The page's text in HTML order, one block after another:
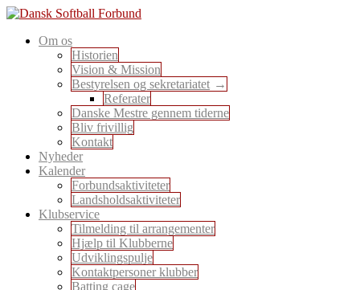
Skip
content
Dansk Softball Forbund
En sport for alle
Om os
Historien
Vision & Mission
Bestyrelsen og sekretariatet
Referater
Danske Mestre gennem tiderne
Bliv frivillig
Kontakt
Nyheder
Kalender
Forbundsaktiviteter
Landsholdsaktiviteter
Klubservice
Tilmelding til arrangementer
Hjælp til Klubberne
Udviklingspulje
Kontaktpersoner klubber
Batting cage